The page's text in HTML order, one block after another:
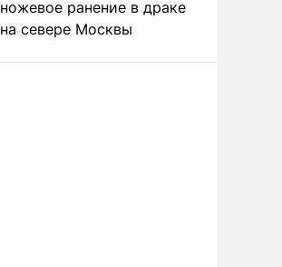
ножевое ранение в драке
на севере Москвы